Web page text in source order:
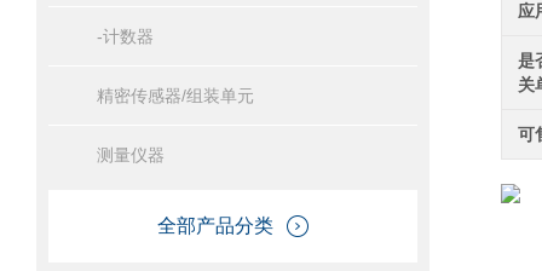
-计数器
精密传感器/组装单元
测量仪器
全部产品分类
应
是
关
可